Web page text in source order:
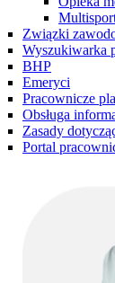
Związki
Wyszukiwarka
BHP
Emeryci
Pracownicze
Obsługa
Zasady
Portal